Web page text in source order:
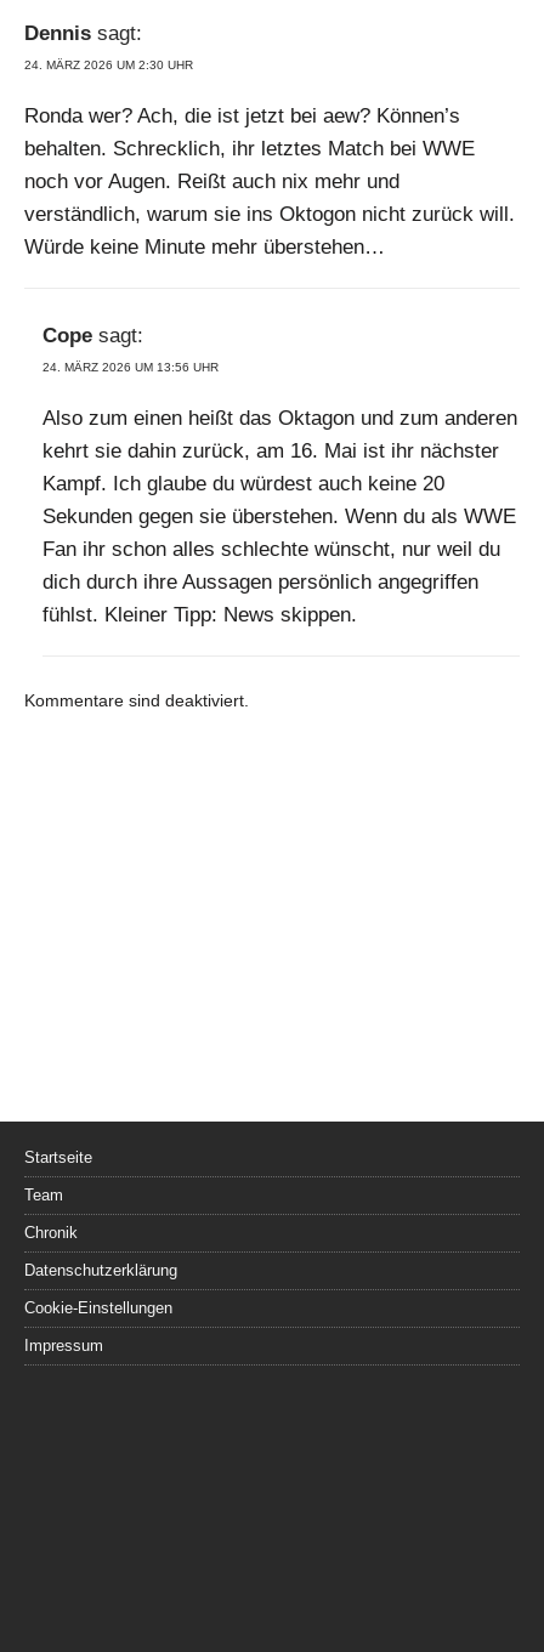
Dennis sagt:
24. MÄRZ 2026 UM 2:30 UHR
Ronda wer? Ach, die ist jetzt bei aew? Können’s
behalten. Schrecklich, ihr letztes Match bei WWE
noch vor Augen. Reißt auch nix mehr und
verständlich, warum sie ins Oktogon nicht zurück will.
Würde keine Minute mehr überstehen…
Cope sagt:
24. MÄRZ 2026 UM 13:56 UHR
Also zum einen heißt das Oktagon und zum anderen
kehrt sie dahin zurück, am 16. Mai ist ihr nächster
Kampf. Ich glaube du würdest auch keine 20
Sekunden gegen sie überstehen. Wenn du als WWE
Fan ihr schon alles schlechte wünscht, nur weil du
dich durch ihre Aussagen persönlich angegriffen
fühlst. Kleiner Tipp: News skippen.
Kommentare sind deaktiviert.
Startseite
Team
Chronik
Datenschutzerklärung
Cookie-Einstellungen
Impressum